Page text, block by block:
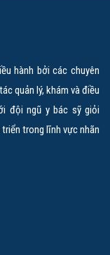
hành bởi các chuyên
quản lý, khám và điều
đội ngũ y bác sỹ giỏi
trong lĩnh vực nhãn